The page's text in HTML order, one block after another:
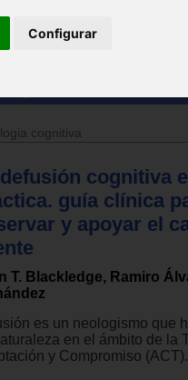
Configurar
cognitiva
cognitiva
guía clínica
y apoyar el
T. Blackledge, Ramiro
es un neologismo que
en el ámbito de la
y Compromiso (ACT).